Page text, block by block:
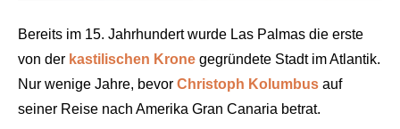
Bereits im 15. Jahrhundert wurde Las Palmas die erste
von der kastilischen Krone gegründete Stadt im Atlantik.
Nur wenige Jahre, bevor Christoph Kolumbus auf
seiner Reise nach Amerika Gran Canaria betrat.